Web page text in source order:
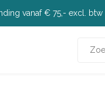
vanaf € 75,- excl. btw